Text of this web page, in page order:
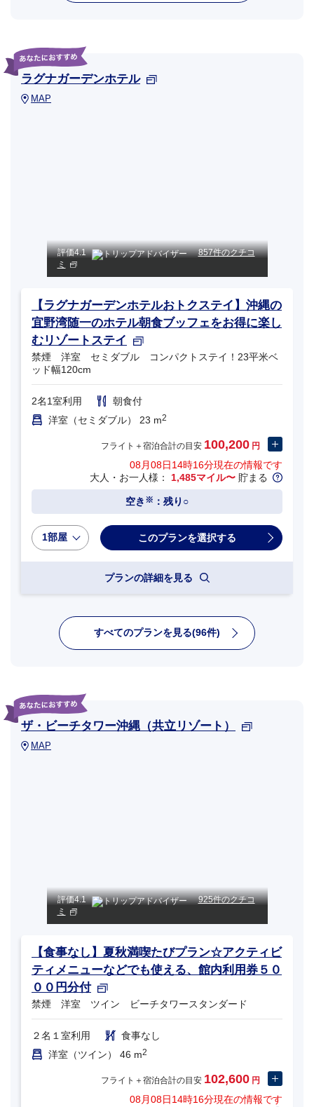
ラグナガーデンホテル
MAP
評価4.1
857件のクチコ
ミ
【ラグナガーデンホテルおトクステイ】沖縄の
宜野湾随一のホテル朝食ブッフェをお得に楽し
むリゾートステイ
禁煙 洋室 セミダブル コンパクトステイ！23平米ベ
ッド幅120cm
2名1室利用
朝食付
洋室（セミダブル） 23 m2
フライト＋宿泊合計の目安 100,200 円
08月08日14時16分現在の情報です
大人・お一人様： 1,485マイル〜 貯まる
空き ※ ：残り○
1部屋
プランの詳細を見る
すべてのプランを見る(96件)
ザ・ビーチタワー沖縄（共立リゾート）
MAP
評価4.1
925件のクチコ
ミ
【食事なし】夏秋満喫たびプラン☆アクティビ
ティメニューなどでも使える、館内利用券５０
００円分付
禁煙 洋室 ツイン ビーチタワースタンダード
２名１室利用
食事なし
洋室（ツイン） 46 m2
フライト＋宿泊合計の目安 102,600 円
08月08日14時16分現在の情報です